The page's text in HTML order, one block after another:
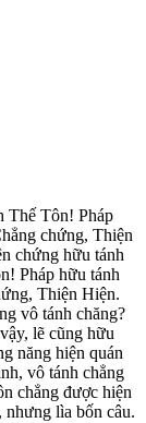
Thế Tôn! Pháp
chứng, Thiện
chứng hữu tánh
Pháp hữu tánh
Thiện Hiện.
vô tánh chăng?
lẽ cũng hữu
năng hiện quán
vô tánh chẳng
chẳng được hiện
lìa bốn câu.